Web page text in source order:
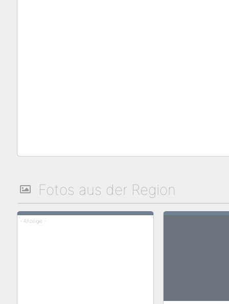
Fotos aus der Region
- Anzeige -